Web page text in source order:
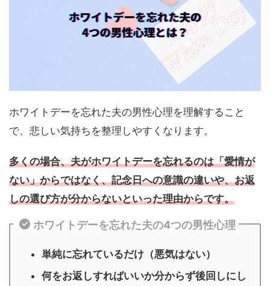
ホワイトデーを忘れた夫の男性心理を理解すること
で、悲しい気持ちを整理しやすくなります。
多くの場合、夫がホワイトデーを忘れるのは「愛情が
ない」からではなく、記念日への意識の違いや、お返
しの選び方が分からないといった理由からです。
ホワイトデーを忘れた夫の4つの男性心理
単純に忘れているだけ（悪気はない）
何をお返しすればいいか分からず後回しにし